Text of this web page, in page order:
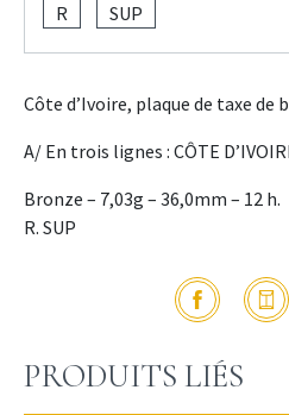
R
SUP
Côte d’Ivoire, plaque de taxe de
A/ En trois lignes : CÔTE
Bronze – 7,03g – 36,0mm – 12 h.
R. SUP
PRODUITS LIÉS